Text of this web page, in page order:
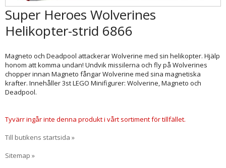
Super Heroes Wolverines
Helikopter-strid 6866
Magneto och Deadpool attackerar Wolverine med sin helikopter. Hjälp
honom att komma undan! Undvik missilerna och fly på Wolverines
chopper innan Magneto fångar Wolverine med sina magnetiska
krafter. Innehåller 3st LEGO Minifigurer: Wolverine, Magneto och
Deadpool.
Tyvärr ingår inte denna produkt i vårt sortiment för tillfället.
Till butikens startsida »
Sitemap »